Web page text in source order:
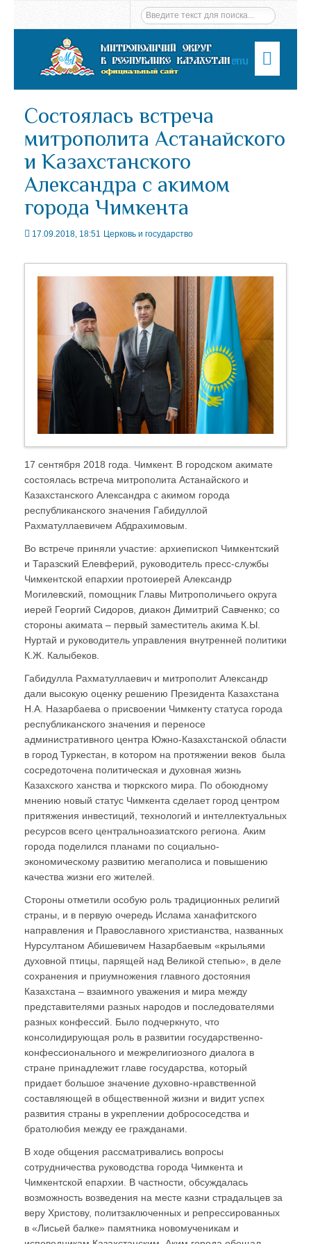
Menu
Состоялась встреча
митрополита Астанайского
и Казахстанского
Александра с акимом
города Чимкента
17.09.2018, 18:51 Церковь и государство
17 сентября 2018 года. Чимкент. В городском акимате
состоялась встреча митрополита Астанайского и
Казахстанского Александра с акимом города
республиканского значения Габидуллой
Рахматуллаевичем Абдрахимовым.
Во встрече приняли участие: архиепископ Чимкентский
и Таразский Елевферий, руководитель пресс-службы
Чимкентской епархии протоиерей Александр
Могилевский, помощник Главы Митрополичьего округа
иерей Георгий Сидоров, диакон Димитрий Савченко; со
стороны акимата – первый заместитель акима К.Ы.
Нуртай и руководитель управления внутренней политики
К.Ж. Калыбеков.
Габидулла Рахматуллаевич и митрополит Александр
дали высокую оценку решению Президента Казахстана
Н.А. Назарбаева о присвоении Чимкенту статуса города
республиканского значения и переносе
административного центра Южно-Казахстанской области
в город Туркестан, в котором на протяжении веков была
сосредоточена политическая и духовная жизнь
Казахского ханства и тюркского мира. По обоюдному
мнению новый статус Чимкента сделает город центром
притяжения инвестиций, технологий и интеллектуальных
ресурсов всего центральноазиатского региона. Аким
города поделился планами по социально-
экономическому развитию мегаполиса и повышению
качества жизни его жителей.
Стороны отметили особую роль традиционных религий
страны, и в первую очередь Ислама ханафитского
направления и Православного христианства, названных
Нурсултаном Абишевичем Назарбаевым «крыльями
духовной птицы, парящей над Великой степью», в деле
сохранения и приумножения главного достояния
Казахстана – взаимного уважения и мира между
представителями разных народов и последователями
разных конфессий. Было подчеркнуто, что
консолидирующая роль в развитии государственно-
конфессионального и межрелигиозного диалога в
стране принадлежит главе государства, который
придает большое значение духовно-нравственной
составляющей в общественной жизни и видит успех
развития страны в укреплении добрососедства и
братолюбия между ее гражданами.
В ходе общения рассматривались вопросы
сотрудничества руководства города Чимкента и
Чимкентской епархии. В частности, обсуждалась
возможность возведения на месте казни страдальцев за
веру Христову, политзаключенных и репрессированных
в «Лисьей балке» памятника новомученикам и